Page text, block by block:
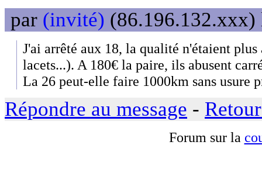
par (invité) (86.196.132.xxx)
J'ai arrêté aux 18, la qualité n'étaient plus
lacets...). A 180€ la paire, ils abusent
La 26 peut-elle faire 1000km sans usure
Répondre au message -
Forum sur la